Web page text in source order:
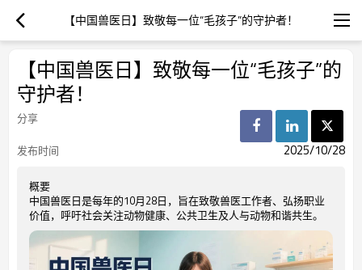
【中国兽医日】致敬每一位“毛孩子”的守护者！
【中国兽医日】致敬每一位“毛孩子”的
守护者！
分享
发布时间
2025/10/28
概要
中国兽医日是每年的10月28日，旨在致敬兽医工作者、弘扬职业
价值，呼吁社会关注动物健康、公共卫生及人与动物和谐共生。